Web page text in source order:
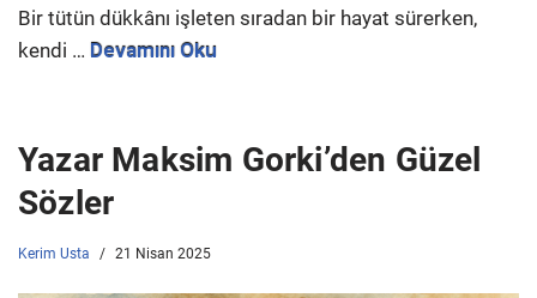
Bir tütün dükkânı işleten sıradan bir hayat sürerken,
kendi … Devamını Oku
Yazar Maksim Gorki’den Güzel
Sözler
Kerim Usta 21 Nisan 2025